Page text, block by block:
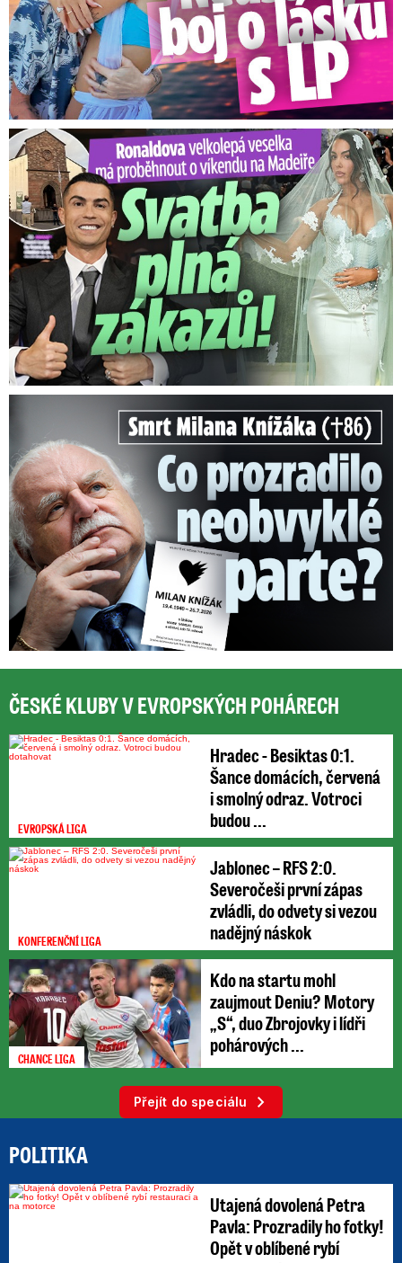
Ronaldova velkolepá veselka na Madeiře: Svatba plná zákazů!
Smrt Milana Knížáka (†86): Co prozradilo neobvyklé parte?
ČESKÉ KLUBY V EVROPSKÝCH POHÁRECH
EVROPSKÁ LIGA
Hradec - Besiktas 0:1.
Šance domácích, červená
i smolný odraz. Votroci
budou ...
KONFERENČNÍ LIGA
Jablonec – RFS 2:0.
Severočeši první zápas
zvládli, do odvety si vezou
nadějný náskok
CHANCE LIGA
Kdo na startu mohl
zaujmout Deniu? Motory
„S“, duo Zbrojovky i lídři
pohárových ...
Přejít do speciálu
POLITIKA
Utajená dovolená Petra
Pavla: Prozradily ho fotky!
Opět v oblíbené rybí